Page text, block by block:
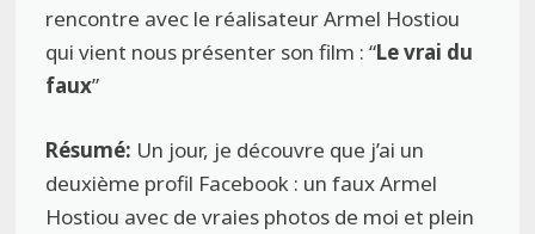
rencontre avec le réalisateur Armel Hostiou
qui vient nous présenter son film : “Le vrai du
faux”
Résumé: Un jour, je découvre que j’ai un
deuxième profil Facebook : un faux Armel
Hostiou avec de vraies photos de moi et plein